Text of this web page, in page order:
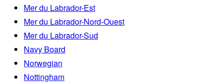
Mer du Labrador-Est
Mer du Labrador-Nord-Ouest
Mer du Labrador-Sud
Navy Board
Norwegian
Nottingham